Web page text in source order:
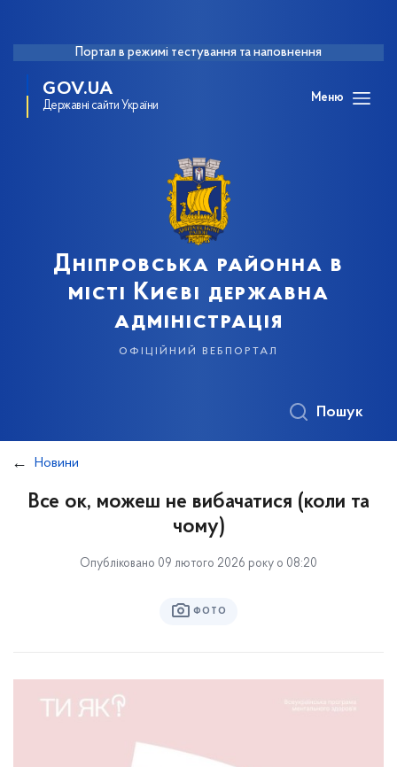
Портал в режимі тестування та наповнення
GOV.UA
Державні сайти України
Меню
Дніпровська районна в
місті Києві державна
адміністрація
офіційний вебпортал
Пошук
Новини
Все ок, можеш не вибачатися (коли та
чому)
Опубліковано 09 лютого 2026 року о 08:20
ФОТО